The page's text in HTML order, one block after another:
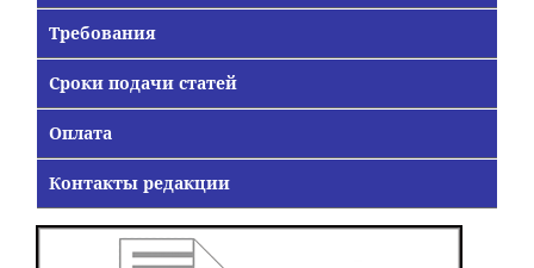
Требования
Сроки подачи статей
Оплата
Контакты редакции